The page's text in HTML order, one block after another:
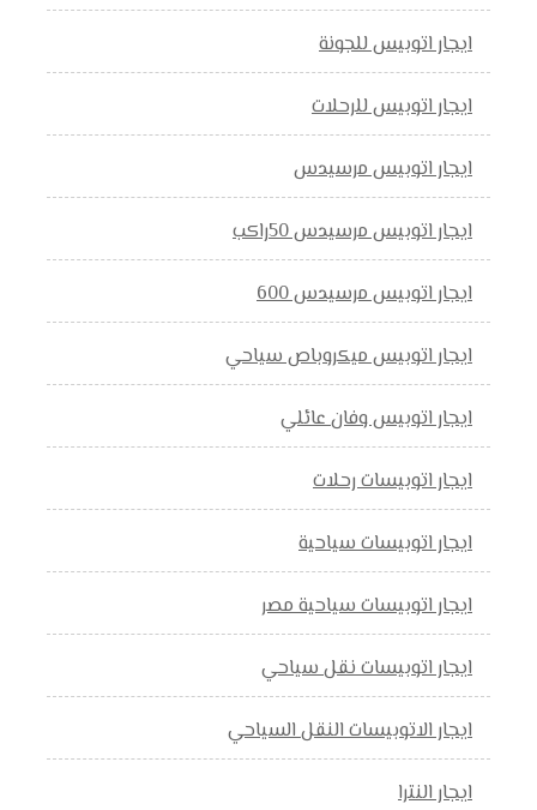
ايجار اتوبيس للجونة
ايجار اتوبيس للرحلات
ايجار اتوبيس مرسيدس
ايجار اتوبيس مرسيدس 50راكب
ايجار اتوبيس مرسيدس 600
ايجار اتوبيس ميكروباص سياحي
ايجار اتوبيس وفان عائلي
ايجار اتوبيسات رحلات
ايجار اتوبيسات سياحية
ايجار اتوبيسات سياحية مصر
ايجار اتوبيسات نقل سياحي
ايجار الاتوبيسات النقل السياحي
ايجار النترا